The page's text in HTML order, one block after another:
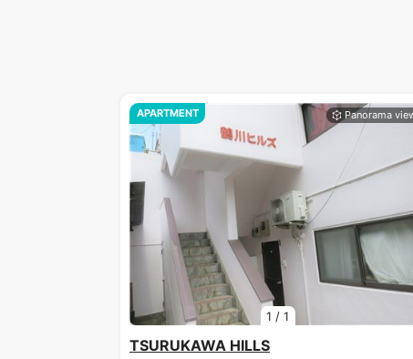
1 /1
APARTMENT
TSURUKAWA HILLS